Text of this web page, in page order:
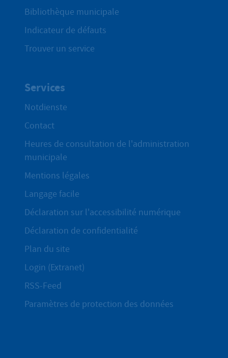
Bibliothèque municipale
Indicateur de défauts
Trouver un service
Services
Notdienste
Contact
Heures de consultation de l'administration
municipale
Mentions légales
Langage facile
Déclaration sur l'accessibilité numérique
Déclaration de confidentialité
Plan du site
Login (Extranet)
RSS-Feed
Paramètres de protection des données